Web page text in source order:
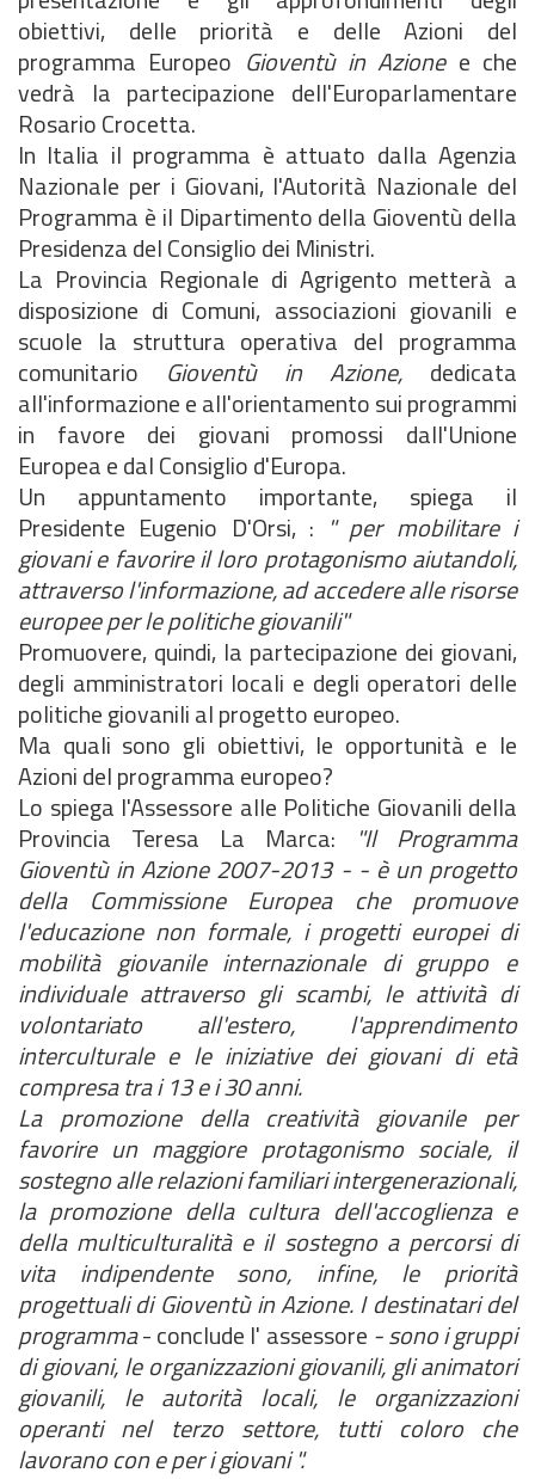
obiettivi, delle priorità e delle Azioni del
programma Europeo Gioventù in Azione e che
vedrà la partecipazione dell'Europarlamentare
Rosario Crocetta.
In Italia il programma è attuato dalla Agenzia
Nazionale per i Giovani, l'Autorità Nazionale del
Programma è il Dipartimento della Gioventù della
Presidenza del Consiglio dei Ministri.
La Provincia Regionale di Agrigento metterà a
disposizione di Comuni, associazioni giovanili e
scuole la struttura operativa del programma
comunitario Gioventù in Azione, dedicata
all'informazione e all'orientamento sui programmi
in favore dei giovani promossi dall'Unione
Europea e dal Consiglio d'Europa.
Un appuntamento importante, spiega il
Presidente Eugenio D'Orsi, : " per mobilitare i
giovani e favorire il loro protagonismo aiutandoli,
attraverso l'informazione, ad accedere alle risorse
europee per le politiche giovanili"
Promuovere, quindi, la partecipazione dei giovani,
degli amministratori locali e degli operatori delle
politiche giovanili al progetto europeo.
Ma quali sono gli obiettivi, le opportunità e le
Azioni del programma europeo?
Lo spiega l'Assessore alle Politiche Giovanili della
Provincia Teresa La Marca:
"Il Programma
Gioventù in Azione 2007-2013 - - è un progetto
della Commissione Europea che promuove
l'educazione non formale, i progetti europei di
mobilità giovanile internazionale di gruppo e
individuale attraverso gli scambi, le attività di
volontariato all'estero, l'apprendimento
interculturale e le iniziative dei giovani di età
compresa tra i 13 e i 30 anni.
La promozione della creatività giovanile per
favorire un maggiore protagonismo sociale, il
sostegno alle relazioni familiari intergenerazionali,
la promozione della cultura dell'accoglienza e
della multiculturalità e il sostegno a percorsi di
vita indipendente sono, infine, le priorità
progettuali di Gioventù in Azione.I destinatari del
programma- conclude l' assessore - sono i gruppi
di giovani, le organizzazioni giovanili, gli animatori
giovanili, le autorità locali, le organizzazioni
operanti nel terzo settore, tutti coloro che
lavorano con e per i giovani".